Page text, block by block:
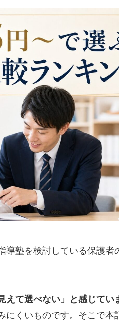
導塾を検討している保護者
て選べない」と感じてい
くいものです。そこで本